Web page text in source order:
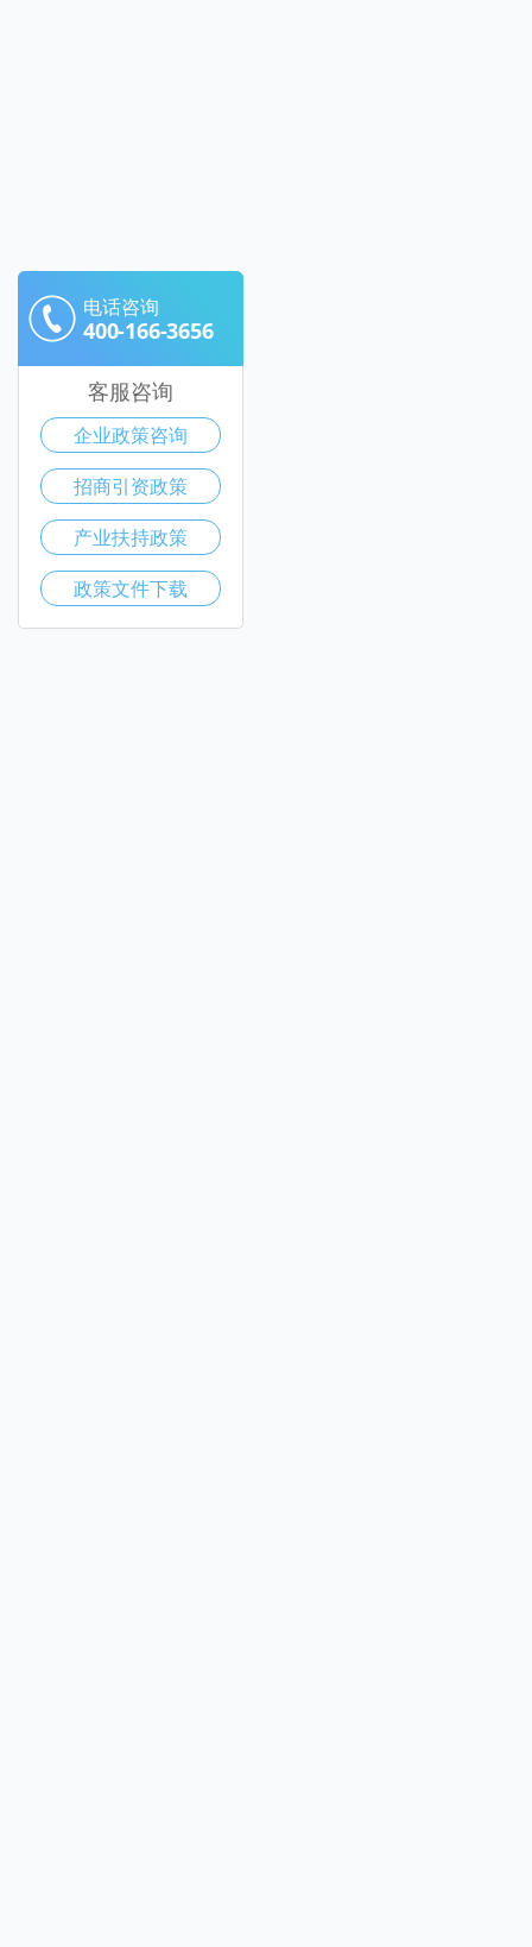
电话咨询
400-166-3656
客服咨询
企业政策咨询
招商引资政策
产业扶持政策
政策文件下载